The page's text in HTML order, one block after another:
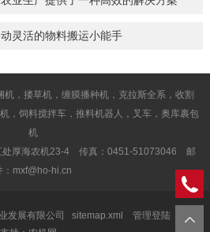
灵活的物料搬运小能手
机，搂草机，缠膜播种机，克拉斯全系，收割
，饲料搅拌车，推料机器人，叉车，奥库裹包
机
处厚海农机23-4 传真：0451-51073046 邮
：mxf@ho-hi.cn
发展有限公司 sitemap.xml 管理登陆技术